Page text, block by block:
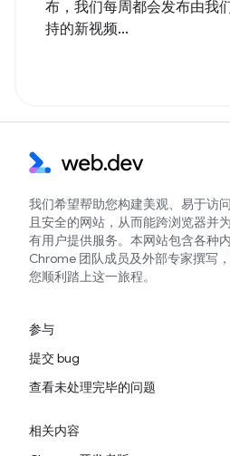
布，我们每周都会发布由我
持的新视频...
我们希望帮助您构建美观、易于访
且安全的网站，从而能跨浏览器并
有用户提供服务。本网站包含各种
Chrome 团队成员及外部专家撰写
您顺利踏上这一旅程。
参与
提交 bug
查看未处理完毕的问题
相关内容